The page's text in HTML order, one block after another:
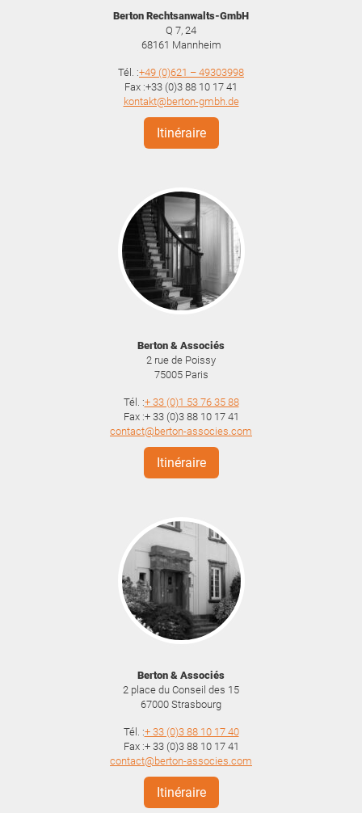
Berton Rechtsanwalts-GmbH
Q 7, 24
68161 Mannheim
Tél. :+49 (0)621 – 49303998
Fax :+33 (0)3 88 10 17 41
kontakt@berton-gmbh.de
Itinéraire
Berton & Associés
2 rue de Poissy
75005 Paris
Tél. :+ 33 (0)1 53 76 35 88
Fax :+ 33 (0)3 88 10 17 41
contact@berton-associes.com
Itinéraire
Berton & Associés
2 place du Conseil des 15
67000 Strasbourg
Tél. :+ 33 (0)3 88 10 17 40
Fax :+ 33 (0)3 88 10 17 41
contact@berton-associes.com
Itinéraire